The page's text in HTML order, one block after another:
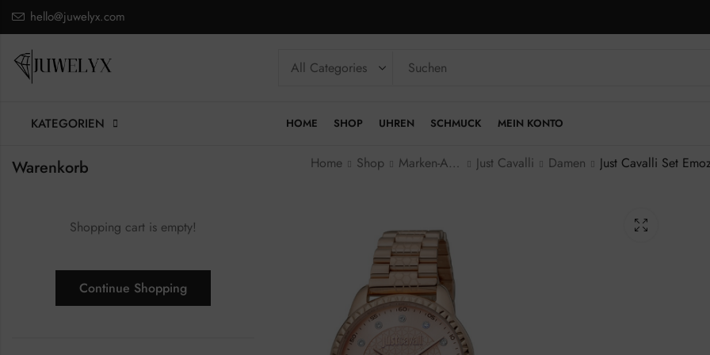
hello@juwelyx.com
KATEGORIEN HOME SHOP UHREN SCHMUCK MEIN KONTO
Home Shop Marken-Armbanduhren Just Cavalli Damen
Warenkorb
Shopping cart is empty!
Continue Shopping